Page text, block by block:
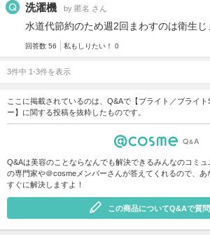
洗濯機 by 匿名 さん
水道代節約のため週2回まわすのは衛生じ
回答数 56 私もしりたい！ 0
3件中 1-3件を表示
ここに掲載されているのは、Q&Aで【ブライト／ブライ
ー】に関する投稿を抜粋したものです。
Q&Aは美容のことならなんでも解決できるみんなのコミ
の専門家や＠cosmeメンバーさんが答えてくれるので、あ
すぐに解決しますよ！
この商品についてQ&Aで質